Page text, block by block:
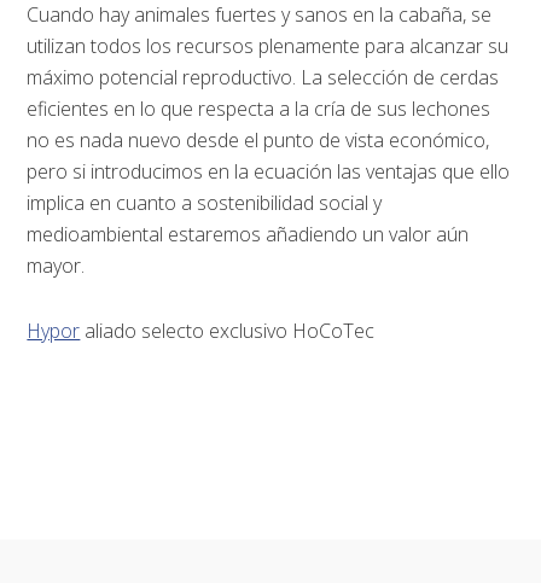
Cuando hay animales fuertes y sanos en la cabaña, se
utilizan todos los recursos plenamente para alcanzar su
máximo potencial reproductivo. La selección de cerdas
eficientes en lo que respecta a la cría de sus lechones
no es nada nuevo desde el punto de vista económico,
pero si introducimos en la ecuación las ventajas que ello
implica en cuanto a sostenibilidad social y
medioambiental estaremos añadiendo un valor aún
mayor.
Hypor aliado selecto exclusivo HoCoTec